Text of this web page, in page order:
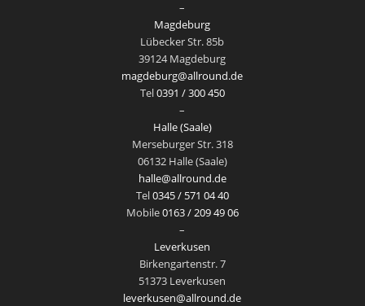
–
Magdeburg
Lübecker Str. 85b
39124 Magdeburg
magdeburg@allround.de
Tel0391 / 300 450
–
Halle (Saale)
Merseburger Str. 318
06132 Halle (Saale)
halle@allround.de
Tel0345 / 571 04 40
Mobile0163 / 209 49 06
–
Leverkusen
Birkengartenstr. 7
51373 Leverkusen
leverkusen@allround.de